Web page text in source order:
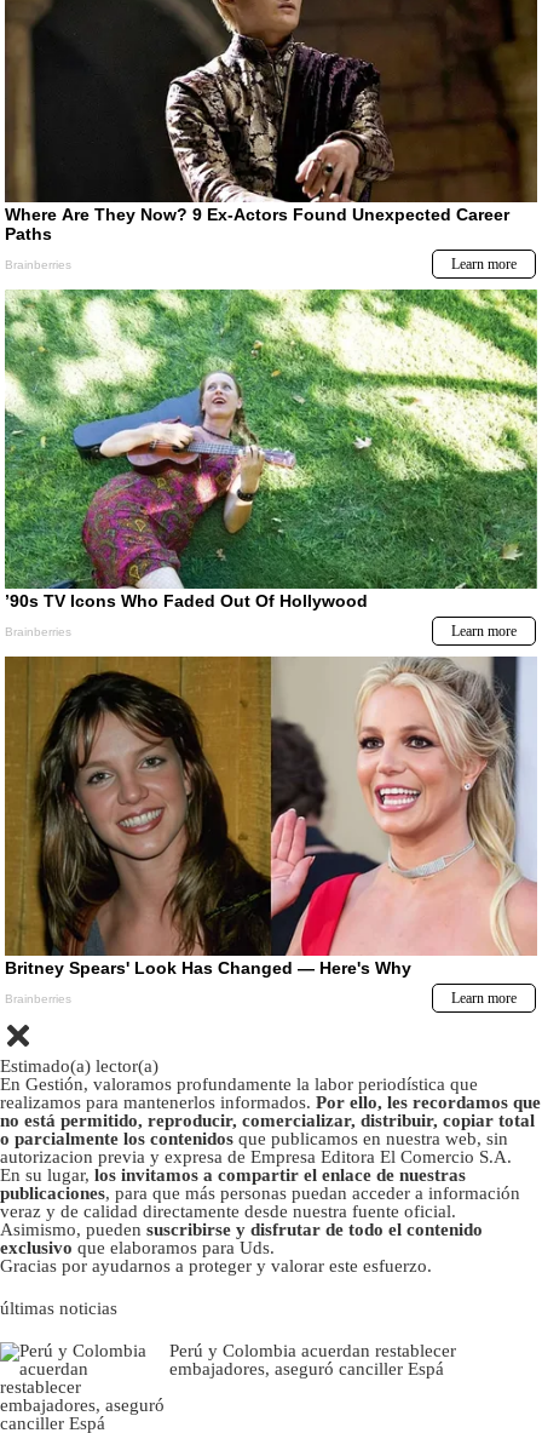
Estimado(a) lector(a)
En Gestión, valoramos profundamente la labor periodística que
realizamos para mantenerlos informados. Por ello, les recordamos que
no está permitido, reproducir, comercializar, distribuir, copiar total
o parcialmente los contenidos que publicamos en nuestra web, sin
autorizacion previa y expresa de Empresa Editora El Comercio S.A.
En su lugar, los invitamos a compartir el enlace de nuestras
publicaciones, para que más personas puedan acceder a información
veraz y de calidad directamente desde nuestra fuente oficial.
Asimismo, pueden suscribirse y disfrutar de todo el contenido
exclusivo que elaboramos para Uds.
Gracias por ayudarnos a proteger y valorar este esfuerzo.
últimas noticias
Perú y Colombia acuerdan restablecer
embajadores, aseguró canciller Espá